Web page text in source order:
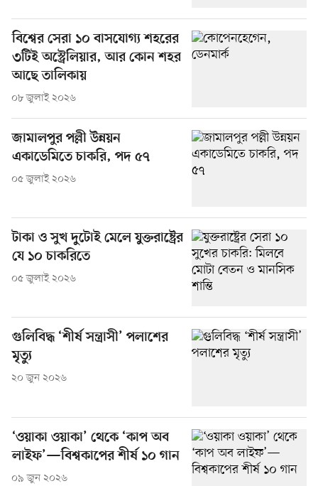
বিশ্বের সেরা ১০ বাসযোগ্য শহরের
৩টিই অস্ট্রেলিয়ার, আর কোন শহর
আছে তালিকায়
০৮ জুলাই ২০২৬
জামালপুর পল্লী উন্নয়ন
একাডেমিতে চাকরি, পদ ৫৭
০৫ জুলাই ২০২৬
টাকা ও সুখ দুটোই মেলে যুক্তরাষ্ট্রের
যে ১০ চাকরিতে
০৫ জুলাই ২০২৬
গুলিবিদ্ধ ‘শীর্ষ সন্ত্রাসী’ পলাশের
মৃত্যু
২০ জুন ২০২৬
‘ওয়াকা ওয়াকা’ থেকে ‘কাপ অব
লাইফ’—বিশ্বকাপের শীর্ষ ১০ গান
০৯ জুন ২০২৬